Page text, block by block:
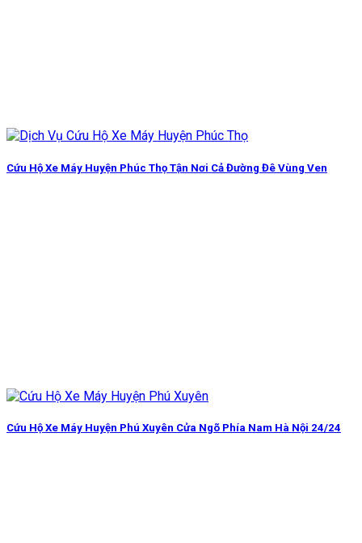
Cứu Hộ Xe Máy Huyện Phúc Thọ Tận Nơi Cả Đường Đê Vùng Ven
Cứu Hộ Xe Máy Huyện Phú Xuyên Cửa Ngõ Phía Nam Hà Nội 24/24